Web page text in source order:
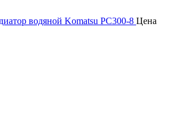
водяной Komatsu PC300-8 Цена